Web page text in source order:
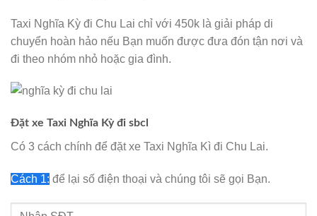
Taxi Nghĩa Kỳ đi Chu Lai chỉ với 450k là giải pháp di
chuyển hoàn hảo nếu Bạn muốn được đưa đón tận nơi và
đi theo nhóm nhỏ hoặc gia đình.
Đặt xe Taxi Nghĩa Kỳ đi sbcl
Có 3 cách chính để đặt xe Taxi Nghĩa Kì đi Chu Lai.
Cách 1: để lại số điện thoại và chúng tôi sẽ gọi Bạn.